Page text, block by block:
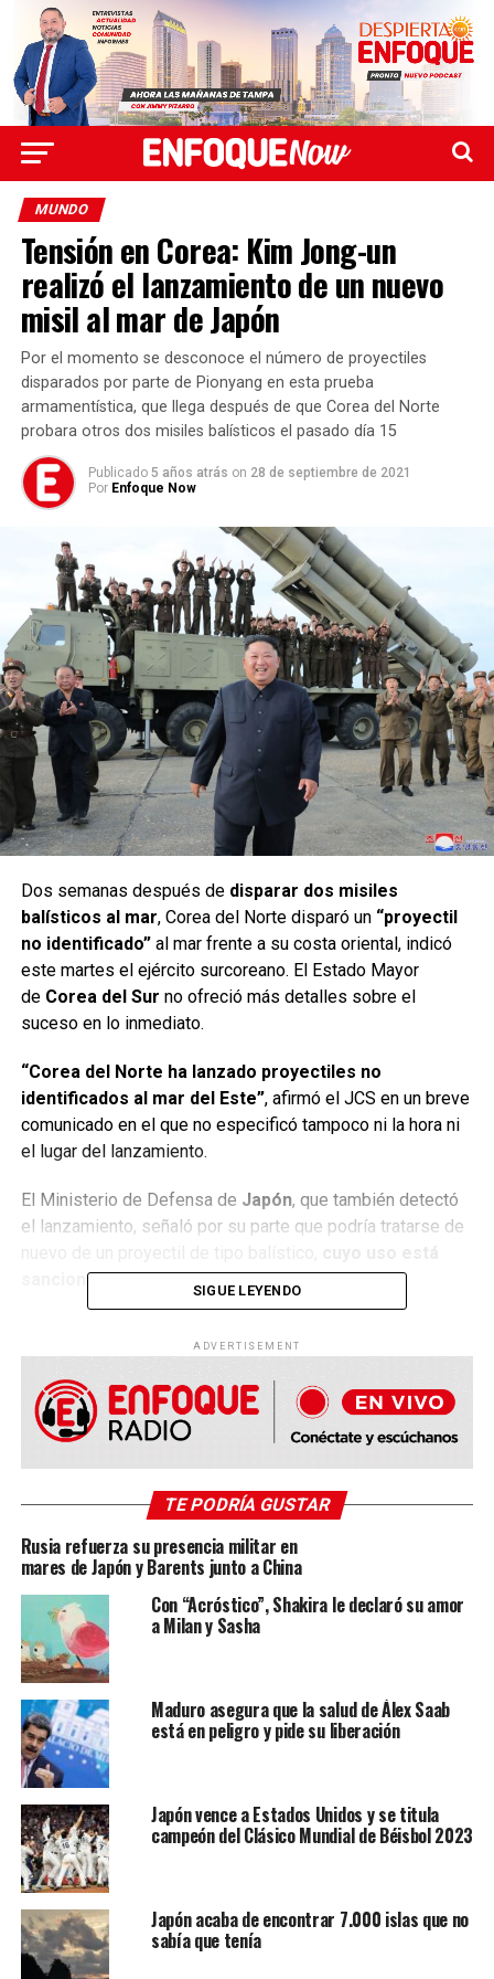
MUNDO
Tensión en Corea: Kim Jong-un
realizó el lanzamiento de un nuevo
misil al mar de Japón
Por el momento se desconoce el número de proyectiles
disparados por parte de Pionyang en esta prueba
armamentística, que llega después de que Corea del Norte
probara otros dos misiles balísticos el pasado día 15
Publicado 5 años atrás on 28 de septiembre de 2021
Por Enfoque Now
Dos semanas después de disparar dos misiles
balísticos al mar, Corea del Norte disparó un “proyectil
no identificado”al mar frente a su costa oriental, indicó
este martes el ejército surcoreano. El Estado Mayor
de Corea del Sur no ofreció más detalles sobre el
suceso en lo inmediato.
“Corea del Norte ha lanzado proyectiles no
identificados al mar del Este”, afirmó el JCS en un breve
comunicado en el que no especificó tampoco ni la hora ni
el lugar del lanzamiento.
El Ministerio de Defensa de Japón, que también detectó
el lanzamiento, señaló por su parte que podría tratarse de
sancionado por la ONU.
coreana) se produjo en momentos en que Corea del
Norte se dispone a inaugurar una sesión de su
parlamento oficial, la Asamblea Popular Suprema.
negar”a su país el derecho a probar sus armas.
“Solo estamos construyendo nuestra defensa
nacional para salvaguardar de manera confiable la
seguridad y la paz del país”
en Nueva York,
donde habló poco después de que el
ejército de Corea del Sur dijera que Pyongyang había
disparado un
SIGUE LEYENDO
ADVERTISEMENT
TE PODRÍA GUSTAR
Rusia refuerza su presencia militar en
mares de Japón y Barents junto a China
Con “Acróstico”, Shakira le declaró su amor
a Milan y Sasha
Maduro asegura que la salud de Álex Saab
está en peligro y pide su liberación
Japón vence a Estados Unidos y se titula
campeón del Clásico Mundial de Béisbol 2023
Japón acaba de encontrar 7.000 islas que no
sabía que tenía